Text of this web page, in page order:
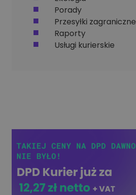
Porady
Przesyłki zagraniczne
Raporty
Usługi kurierskie